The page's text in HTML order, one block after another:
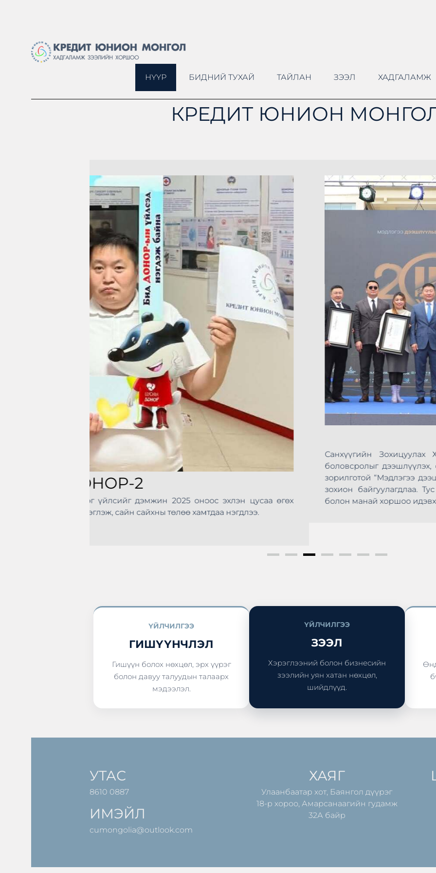
НҮҮР БИДНИЙ ТУХАЙ ТАЙЛАН ЗЭЭЛ ХАДГАЛАМЖ
КРЕДИТ ЮНИОН
СЗХ-НЫ 20 ЖИЛИЙН ОЙ
Санхүүгийн Зохицуулах Хороо байгуулагдсаны 20 жилийн ойг
боловсролыг дээшлүүлэх, санхүүгийн бүтээгдэхүүн, үйлчилгээний талаарх
зорилготой “Мэдлэгээ дээшлүүлье – Санхүүгээ удирдъя” өдөрлөг өнөөдөр
зохион байгуулагдлаа. Тус арга хэмжээнд Монголын Хадгаламж, Зээлийн
болон манай хоршоо идэвхтэй оролцож, иргэдэд санхүүгийн мэдлэг мэдээлэл
ҮЙЛЧИЛГЭЭ
ГИШҮҮНЧЛЭЛ
Гишүүн болох нөхцөл, эрх үүрэг
болон давуу талуудын талаарх
мэдээлэл.
ҮЙЛЧИЛГЭЭ
ЗЭЭЛ
Хэрэглээний болон бизнесийн
зээлийн уян хатан нөхцөл,
шийдлүүд.
УТАС
8610 0887
ИМЭЙЛ
cumongolia@outlook.com
ХАЯГ
Улаанбаатар хот, Баянгол дүүрэг
18-р хороо, Амарсанаагийн гудамж
32А байр